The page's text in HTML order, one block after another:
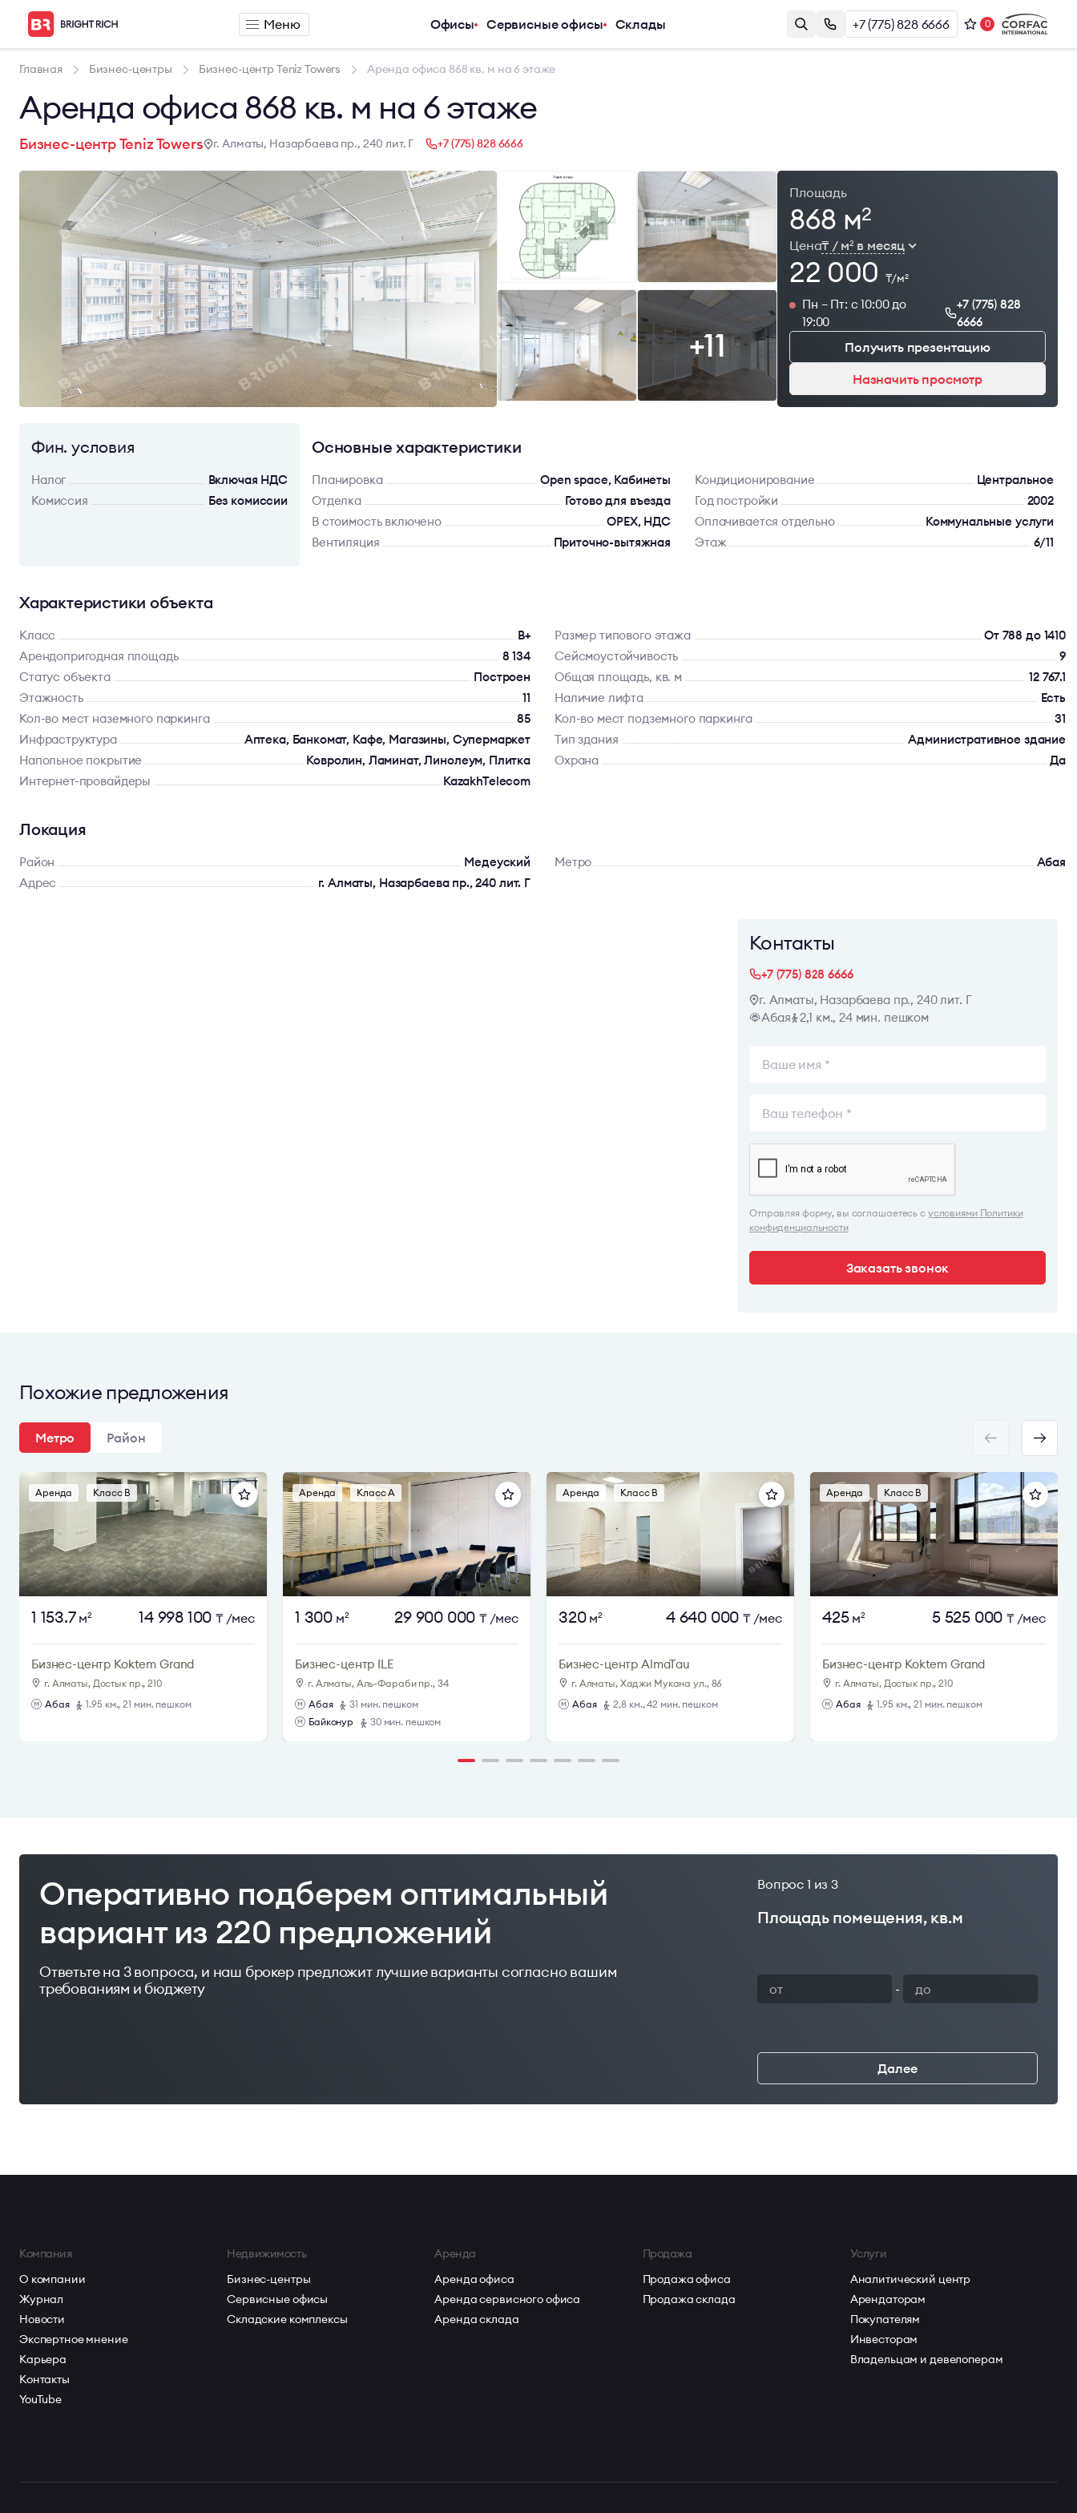
Меню Офисы Сервисные офисы Склады +7 (775) 828 6666 0
Главная Бизнес-центры Бизнес-центр Teniz Towers Аренда офиса 868 кв. м на 6 этаже
Аренда офиса 868 кв. м на 6 этаже
Бизнес-центр Teniz Towers г. Алматы, Назарбаева пр., 240 лит. Г +7 (775) 828 6666
+11
Площадь
868 м2
Цена₸ / м2в месяц
22 000 ₸/м2
Пн – Пт: с 10:00 до
19:00
+7 (775) 828
6666
Получить презентацию
Назначить просмотр
Фин. условия
Налог
Включая НДС
Комиссия
Без комиссии
Основные характеристики
Планировка Open space, Кабинеты Кондиционирование
Центральное
Отделка
Готово для въезда Год постройки
2002
В стоимость включено
OPEX, НДС Оплачивается отдельно
Коммунальные услуги
Вентиляция
Приточно-вытяжная Этаж 6/11
Характеристики объекта
Класс B+ Размер типового этажа
От 788 до 1410
Арендопригодная площадь
8 134 Сейсмоустойчивость
9
Статус объекта
Построен Общая площадь, кв. м
12 767.1
Этажность
11 Наличие лифта
Есть
Кол-во мест наземного паркинга
85 Кол-во мест подземного паркинга
31
Инфраструктура
Аптека, Банкомат, Кафе, Магазины, Супермаркет Тип здания
Административное здание
Напольное покрытие
Ковролин, Ламинат, Линолеум, Плитка Охрана
Да
Интернет-провайдеры
KazakhTelecom
Локация
Район Медеуский Метро
Абая
Адрес
г. Алматы, Назарбаева пр., 240 лит. Г
Контакты
+7 (775) 828 6666
г. Алматы, Назарбаева пр., 240 лит. Г
Абая
2,1 км., 24 мин. пешком
Отправляя форму, вы соглашаетесь с условиями Политики
конфиденциальности
Заказать звонок
Похожие предложения
Метро Район
Аренда Класс B
1 153.7м2 14 998 100 ₸ /мес
Бизнес-центр Koktem Grand
г. Алматы, Достык пр., 210
Абая
1.95 км., 21 мин. пешком
Аренда Класс A
1 300 м2 29 900 000 ₸ /мес
Бизнес-центр ILE
г. Алматы, Аль-Фараби пр., 34
Абая
31 мин. пешком
Байконур
30 мин. пешком
Аренда Класс B
320м2 4 640 000 ₸ /мес
Бизнес-центр AlmaTau
г. Алматы, Хаджи Мукана ул., 86
Абая
2,8 км., 42 мин. пешком
Аренда Класс B
425м2 5 525 000 ₸ /мес
Бизнес-центр Koktem Grand
г. Алматы, Достык пр., 210
Абая
1.95 км., 21 мин. пешком
Оперативно подберем оптимальный
вариант из 220 предложений
Ответьте на 3 вопроса, и наш брокер предложит лучшие варианты согласно вашим
требованиям и бюджету
Вопрос 1 из 3
Площадь помещения, кв.м
-
Далее
Компания
О компании
Журнал
Новости
Экспертное мнение
Карьера
Контакты
YouTube
Недвижимость
Бизнес-центры
Сервисные офисы
Складские комплексы
Аренда
Аренда офиса
Аренда сервисного офиса
Аренда склада
Продажа
Продажа офиса
Продажа склада
Услуги
Аналитический центр
Арендаторам
Покупателям
Инвесторам
Владельцам и девелоперам
Аренда
Аренда офиса
Аренда сервисного офиса
Продажа
Продажа офиса
Продажа склада
Услуги
Аналитический центр
Арендаторам
Инвесторам
Владельцам и девелоперам
Компания
Карьера
Контакты
Контакты